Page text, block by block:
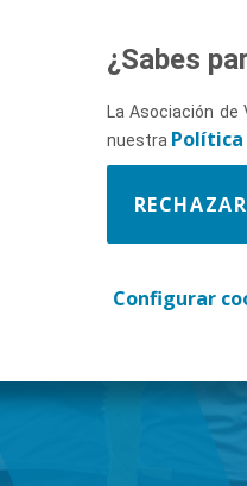
¿Sabes
La Asociación
nuestra Política
RECHAZAR
Configurar